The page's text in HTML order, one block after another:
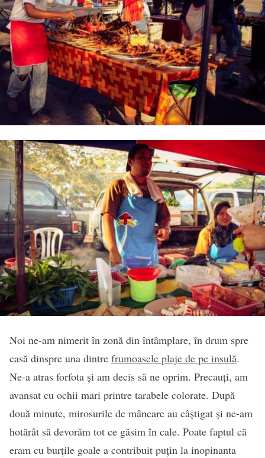
Noi ne-am nimerit în zonă din întâmplare, în drum spre
casă dinspre una dintre frumoasele plaje de pe insulă.
Ne-a atras forfota și am decis să ne oprim. Precauți, am
avansat cu ochii mari printre tarabele colorate. După
două minute, mirosurile de mâncare au câștigat și ne-am
hotărât să devorăm tot ce găsim în cale. Poate faptul că
eram cu burțile goale a contribuit puțin la inopinanta